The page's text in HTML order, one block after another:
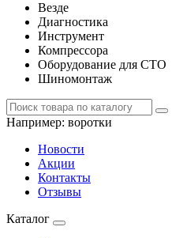
Везде
Диагностика
Инструмент
Компрессора
Оборудование для СТО
Шиномонтаж
Например: воротки
Новости
Акции
Контакты
Отзывы
Каталог